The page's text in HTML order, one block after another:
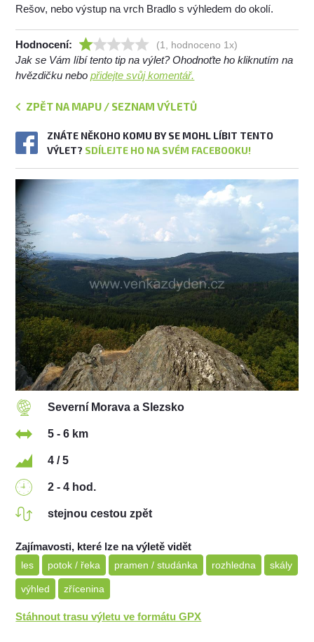
Rešov, nebo výstup na vrch Bradlo s výhledem do okolí.
Hodnocení: (1, hodnoceno 1x)
Jak se Vám líbí tento tip na výlet? Ohodnoťte ho kliknutím na
hvězdičku nebopřidejte svůj komentář.
ZPĚT NA MAPU / SEZNAM VÝLETŮ
ZNÁTE NĚKOHO KOMU BY SE MOHL LÍBIT TENTO
VÝLET? SDÍLEJTE HO NA SVÉM FACEBOOKU!
Severní Morava a Slezsko
5 - 6 km
4 / 5
2 - 4 hod.
stejnou cestou zpět
Zajímavosti, které lze na výletě vidět
les potok / řeka pramen / studánka rozhledna skály
výhled zřícenina
Stáhnout trasu výletu ve formátu GPX